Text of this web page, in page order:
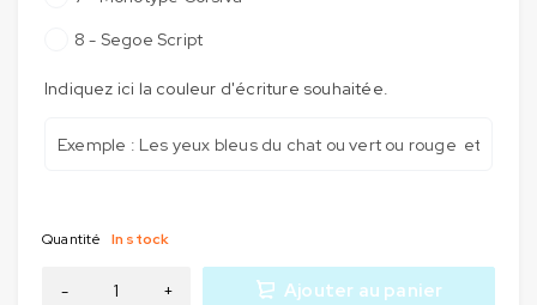
8 - Segoe Script
Indiquez ici la couleur d'écriture souhaitée.
Quantité In stock
Ajouter au panier